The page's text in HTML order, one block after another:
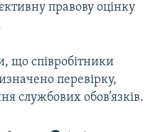
правову оцінку
що співробітники
перевірку,
службових обов’язків.